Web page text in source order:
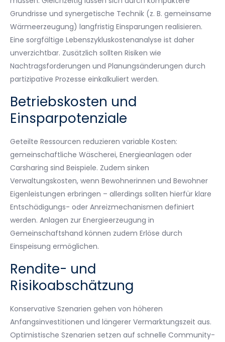
Grundrisse und synergetische Technik (z. B. gemeinsame
Wärmeerzeugung) langfristig Einsparungen realisieren.
Eine sorgfältige Lebenszykluskostenanalyse ist daher
unverzichtbar. Zusätzlich sollten Risiken wie
Nachtragsforderungen und Planungsänderungen durch
partizipative Prozesse einkalkuliert werden.
Betriebskosten und
Einsparpotenziale
Geteilte Ressourcen reduzieren variable Kosten:
gemeinschaftliche Wäscherei, Energieanlagen oder
Carsharing sind Beispiele. Zudem sinken
Verwaltungskosten, wenn Bewohnerinnen und Bewohner
Eigenleistungen erbringen – allerdings sollten hierfür klare
Entschädigungs- oder Anreizmechanismen definiert
werden. Anlagen zur Energieerzeugung in
Gemeinschaftshand können zudem Erlöse durch
Einspeisung ermöglichen.
Rendite- und
Risikoabschätzung
Konservative Szenarien gehen von höheren
Anfangsinvestitionen und längerer Vermarktungszeit aus.
Optimistische Szenarien setzen auf schnelle Community-